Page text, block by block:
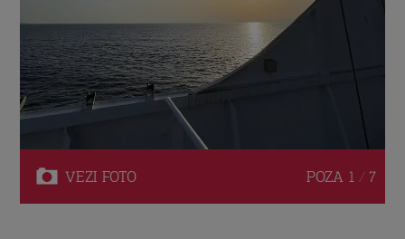
VEZI FOTO POZA 1 / 7